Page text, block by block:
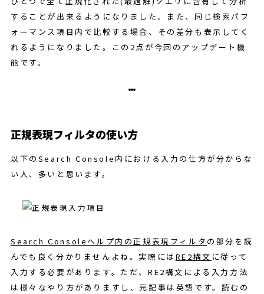
することが出来るようになりました。また、同じ検索パフ
ォーマンス項目内で比較する場合、その差分も表示してく
れるようになりました。この2点が今回のアップデート機
能です。
正規表現フィルタの使い方
以下のSearch Console内における入力の仕方が分からな
い人、多いと思います。
Search Consoleヘルプ内の正規表現フィルタ の部分を読
んでも良く分かりませんよね。実際には RE2構文 に従って
入力する必要があります。ただ、RE2構文による入力方法
は様々なやり方がありますし、元記事は英語です。読むの